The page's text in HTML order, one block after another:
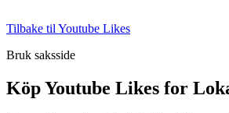
Tilbake til Youtube Likes
Bruk saksside
Köp Youtube Likes for